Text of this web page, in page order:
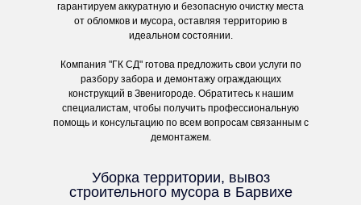
гарантируем аккуратную и безопасную очистку места
от обломков и мусора, оставляя территорию в
идеальном состоянии.
Компания "ГК СД" готова предложить свои услуги по
разбору забора и демонтажу ограждающих
конструкций в Звенигороде. Обратитесь к нашим
специалистам, чтобы получить профессиональную
помощь и консультацию по всем вопросам связанным с
демонтажем.
Уборка территории, вывоз
строительного мусора в Барвихе